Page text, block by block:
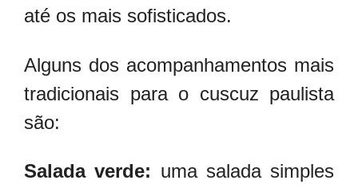
até os mais sofisticados.
Alguns dos acompanhamentos mais
tradicionais para o cuscuz paulista
são:
Salada verde: uma salada simples